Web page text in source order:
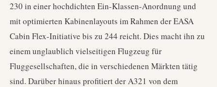
230 in einer hochdichten Ein-Klassen-Anordnung und
mit optimierten Kabinenlayouts im Rahmen der EASA
Cabin Flex-Initiative bis zu 244 reicht. Dies macht ihn zu
einem unglaublich vielseitigen Flugzeug für
Fluggesellschaften, die in verschiedenen Märkten tätig
sind. Darüber hinaus profitiert der A321 von dem